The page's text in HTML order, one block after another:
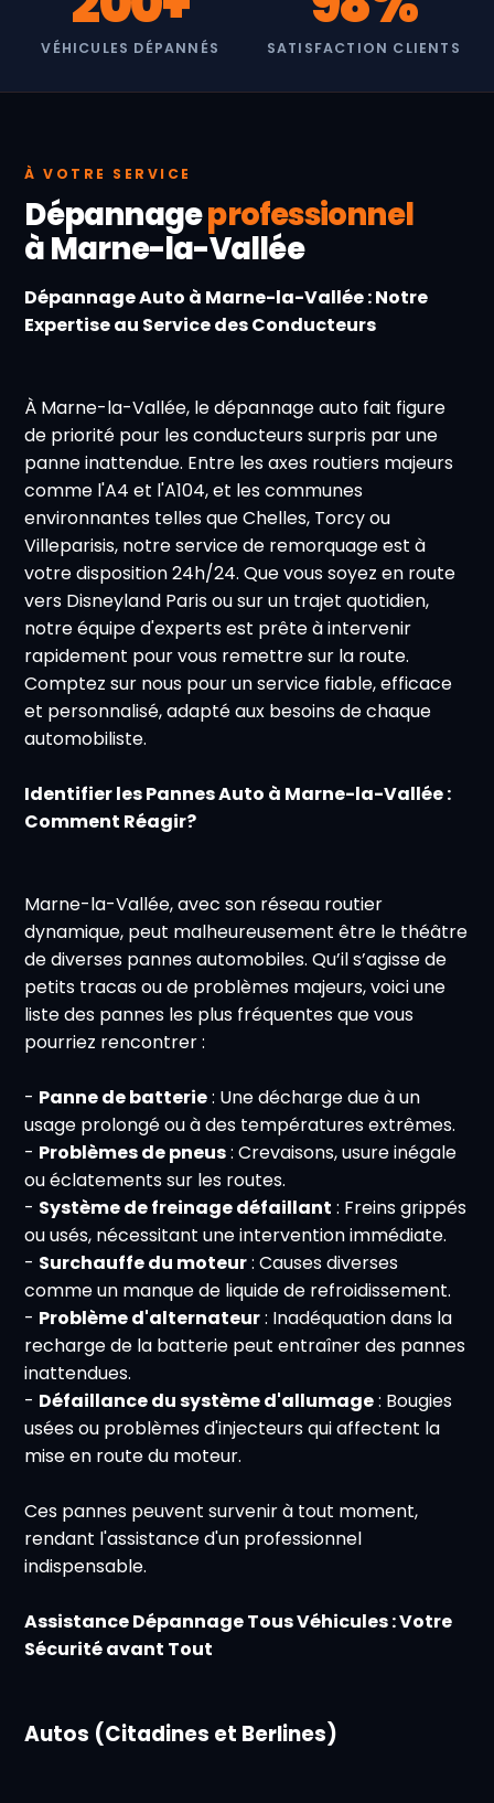
VÉHICULES DÉPANNÉS SATISFACTION CLIENTS
À VOTRE SERVICE
Dépannageprofessionnel
à Marne-la-Vallée
Dépannage Auto à Marne-la-Vallée : Notre
Expertise au Service des Conducteurs
À Marne-la-Vallée, le dépannage auto fait figure
de priorité pour les conducteurs surpris par une
panne inattendue. Entre les axes routiers majeurs
comme l'A4 et l'A104, et les communes
environnantes telles que Chelles, Torcy ou
Villeparisis, notre service de remorquage est à
votre disposition 24h/24. Que vous soyez en route
vers Disneyland Paris ou sur un trajet quotidien,
notre équipe d'experts est prête à intervenir
rapidement pour vous remettre sur la route.
Comptez sur nous pour un service fiable, efficace
et personnalisé, adapté aux besoins de chaque
automobiliste.
Identifier les Pannes Auto à Marne-la-Vallée :
Comment Réagir?
Marne-la-Vallée, avec son réseau routier
dynamique, peut malheureusement être le théâtre
de diverses pannes automobiles. Qu’il s’agisse de
petits tracas ou de problèmes majeurs, voici une
liste des pannes les plus fréquentes que vous
pourriez rencontrer :
- Panne de batterie: Une décharge due à un
usage prolongé ou à des températures extrêmes.
- Problèmes de pneus: Crevaisons, usure inégale
ou éclatements sur les routes.
- Système de freinage défaillant : Freins grippés
ou usés, nécessitant une intervention immédiate.
- Surchauffe du moteur: Causes diverses
comme un manque de liquide de refroidissement.
- Problème d'alternateur: Inadéquation dans la
recharge de la batterie peut entraîner des pannes
inattendues.
- Défaillance du système d'allumage: Bougies
usées ou problèmes d'injecteurs qui affectent la
mise en route du moteur.
Ces pannes peuvent survenir à tout moment,
rendant l'assistance d'un professionnel
indispensable.
Assistance Dépannage Tous Véhicules : Votre
Sécurité avant Tout
Autos (Citadines et Berlines)